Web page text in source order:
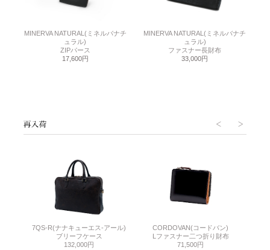
MINERVA NATURAL(ミネルバナチ
ュラル)
ZIPパース
17,600円
MINERVA NATURAL(ミネルバナチ
ュラル)
ファスナー長財布
33,000円
7QS-R(ナナキューエス-アール)
ブリーフケース
132,000円
CORDOVAN(コードバン)
Lファスナー二つ折り財布
71,500円